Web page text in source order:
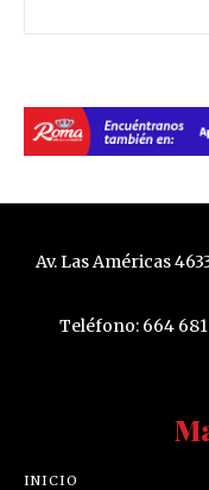
Av. Las Américas
Teléfono: 664 681
INICIO